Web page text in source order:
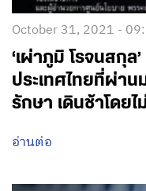
October 31, 2021 -
‘เผ่าภูมิ โรจนสกุ
ประเทศไทยที่ผ่าน
รักษา เดินช้าโดยไ
อ่านต่อ